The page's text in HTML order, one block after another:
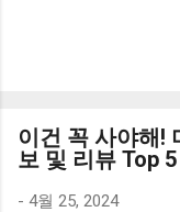
혜택을 놓치지 마세
치지 않도록 먼저 확
를 사더라도 종류도
이건 꼭 사야해!
보 및 리뷰 Top 5
- 4월 25, 2024